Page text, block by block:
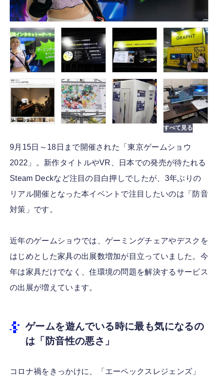
9月15日～18日まで開催された「東京ゲームショウ
2022」。新作タイトルやVR、日本での発売が待たれる
Steam Deckなど注目の目白押しでしたが、3年ぶりの
リアル開催となった本イベントで注目したいのは「防音
対策」です。
近年のゲームショウでは、ゲーミングチェアやデスクを
はじめとした家具の出展数増加が目立っていました。今
年は家具だけでなく、住環境の問題を解決するサービス
の出展が増えています。
ゲームを遊んでいる時に最も気になるの
は「防音性の悪さ」
コロナ禍をきっかけに、「エーペックスレジェンズ」